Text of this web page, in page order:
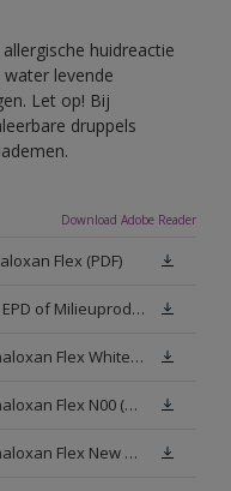
huidreactie
levende
Let op! Bij
druppels
Download Adobe Reader
Flex (PDF)
Sikkens Exterior Wallpaints B - EPD of Milieuproductverklaring
Veiligheidsinformatieblad Alphaloxan Flex White W05 (MSDS)
Veiligheidsinformatieblad Alphaloxan Flex N00 (MSDS)
Veiligheidsinformatieblad Alphaloxan Flex New N00 (MSDS)